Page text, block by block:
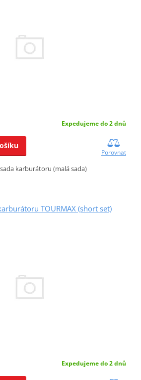
Expedujeme do 2 dnů
Porovnat
karburátoru (malá sada)
TOURMAX (short set)
Expedujeme do 2 dnů